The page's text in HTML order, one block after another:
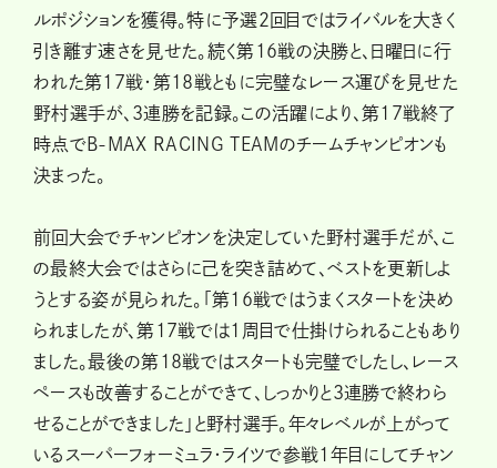
ルポジションを獲得。特に予選2回目ではライバルを大きく
引き離す速さを見せた。続く第16戦の決勝と、日曜日に行
われた第17戦・第18戦ともに完璧なレース運びを見せた
野村選手が、3連勝を記録。この活躍により、第17戦終了
時点でB-MAX RACING TEAMのチームチャンピオンも
決まった。
前回大会でチャンピオンを決定していた野村選手だが、こ
の最終大会ではさらに己を突き詰めて、ベストを更新しよ
うとする姿が見られた。「第16戦ではうまくスタートを決め
られましたが、第17戦では1周目で仕掛けられることもあり
ました。最後の第18戦ではスタートも完璧でしたし、レース
ペースも改善することができて、しっかりと3連勝で終わら
せることができました」と野村選手。年々レベルが上がって
いるスーパーフォーミュラ・ライツで参戦1年目にしてチャン